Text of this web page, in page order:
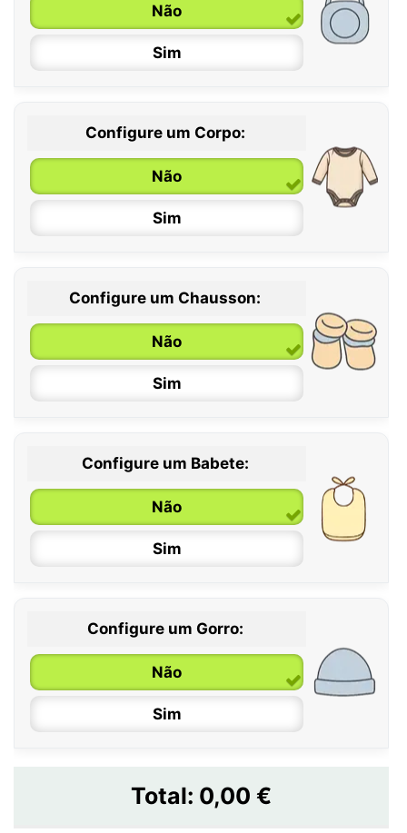
Não
Sim
Configure um Corpo:
Não
Sim
0 / 6 meses
6 / 12 meses
12 / 18 meses
Configure um Chausson:
Não
Sim
Configure um Babete:
Não
Sim
Configure um Gorro:
Não
Sim
Total: 0,00 €